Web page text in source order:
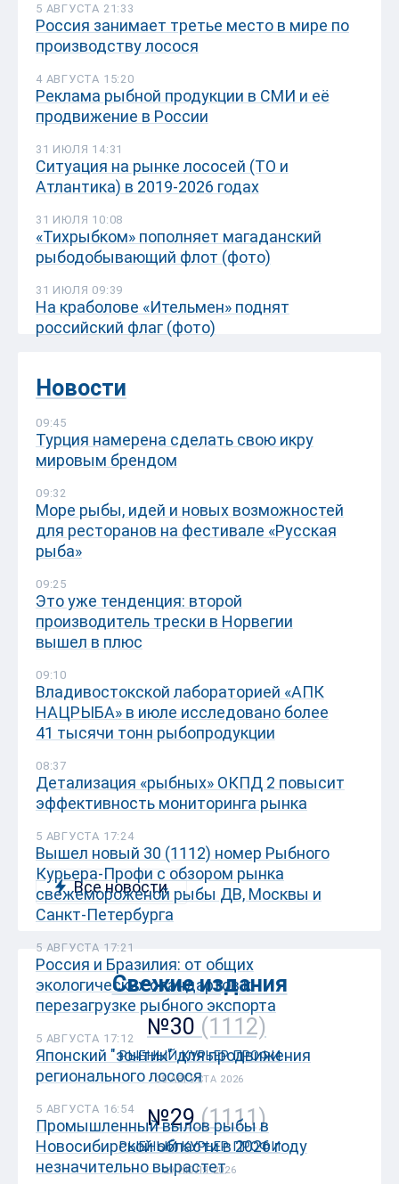
5 АВГУСТА 21:33
Россия занимает третье место в мире по
производству лосося
4 АВГУСТА 15:20
Реклама рыбной продукции в СМИ и её
продвижение в России
31 ИЮЛЯ 14:31
Ситуация на рынке лососей (ТО и
Атлантика) в 2019-2026 годах
31 ИЮЛЯ 10:08
«Тихрыбком» пополняет магаданский
рыбодобывающий флот (фото)
31 ИЮЛЯ 09:39
На краболове «Ительмен» поднят
российский флаг (фото)
Новости
09:45
Турция намерена сделать свою икру
мировым брендом
09:32
Море рыбы, идей и новых возможностей
для ресторанов на фестивале «Русская
рыба»
09:25
Это уже тенденция: второй
производитель трески в Норвегии
вышел в плюс
09:10
Владивостокской лабораторией «АПК
НАЦРЫБА» в июле исследовано более
41 тысячи тонн рыбопродукции
08:37
Детализация «рыбных» ОКПД 2 повысит
эффективность мониторинга рынка
5 АВГУСТА 17:24
Вышел новый 30 (1112) номер Рыбного
Курьера-Профи с обзором рынка
свежемороженой рыбы ДВ, Москвы и
Санкт-Петербурга
5 АВГУСТА 17:21
Россия и Бразилия: от общих
экологических стандартов к
перезагрузке рыбного экспорта
5 АВГУСТА 17:12
Японский "зонтик" для продвижения
регионального лосося
5 АВГУСТА 16:54
Промышленный вылов рыбы в
Новосибирской области в 2026 году
незначительно вырастет
Все новости
Свежие издания
№30 (1112)
РЫБНЫЙ КУРЬЕР ПРОФИ
05 АВГУСТА 2026
№29(1111)
РЫБНЫЙ КУРЬЕР ПРОФИ
29 ИЮЛЯ 2026